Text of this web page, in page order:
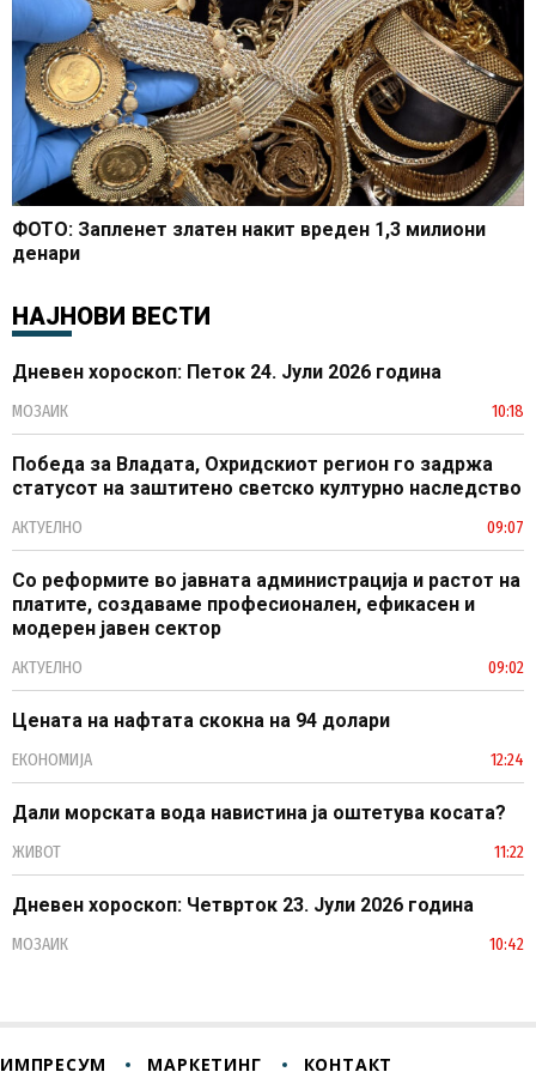
ФОТО: Запленет златен накит вреден 1,3 милиони
денари
НАЈНОВИ ВЕСТИ
Дневен хороскоп: Петок 24. Јули 2026 година
МОЗАИК 10:18
Победа за Владата, Охридскиот регион го задржа
статусот на заштитено светско културно наследство
АКТУЕЛНО 09:07
Со реформите во јавната администрација и растот на
платите, создаваме професионален, ефикасен и
модерен јавен сектор
АКТУЕЛНО 09:02
Цената на нафтата скокна на 94 долари
ЕКОНОМИЈА 12:24
Дали морската вода навистина ја оштетува косата?
ЖИВОТ 11:22
Дневен хороскоп: Четврток 23. Јули 2026 година
МОЗАИК 10:42
ИМПРЕСУМ МАРКЕТИНГ КОНТАКТ